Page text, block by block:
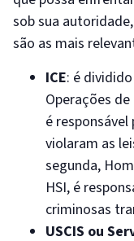
sob sua autoridade,
são as mais
ICE: é
Operações
é
violaram as
segunda,
HSI, é
criminosas
USCIS ou